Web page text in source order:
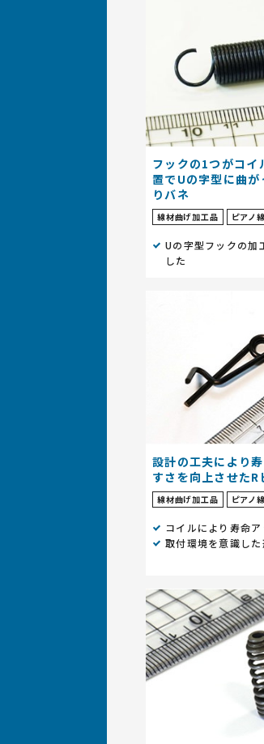
フックの1つがコイ
置でUの字型に曲が
りバネ
線材曲げ加工品 ピアノ線
Uの字型フックの加
した
設計の工夫により
すさを向上させたR
線材曲げ加工品 ピアノ線
コイルにより寿命ア
取付環境を意識した